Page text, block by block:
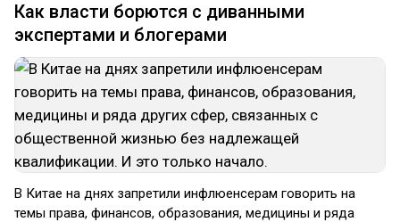
Как власти борются с диванными
экспертами и блогерами
В Китае на днях запретили инфлюенсерам говорить на
темы права, финансов, образования, медицины и ряда